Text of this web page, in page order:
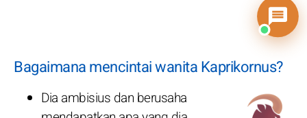
Bagaimana mencintai wanita Kaprikornus?
Dia ambisius dan berusaha